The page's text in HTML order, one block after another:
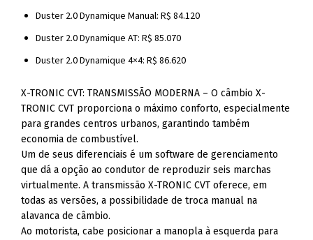
Duster 2.0 Dynamique Manual: R$ 84.120
Duster 2.0 Dynamique AT: R$ 85.070
Duster 2.0 Dynamique 4×4: R$ 86.620
X-TRONIC CVT: TRANSMISSÃO MODERNA – O câmbio X-
TRONIC CVT proporciona o máximo conforto, especialmente
para grandes centros urbanos, garantindo também
economia de combustível.
Um de seus diferenciais é um software de gerenciamento
que dá a opção ao condutor de reproduzir seis marchas
virtualmente. A transmissão X-TRONIC CVT oferece, em
todas as versões, a possibilidade de troca manual na
alavanca de câmbio.
Ao motorista, cabe posicionar a manopla à esquerda para